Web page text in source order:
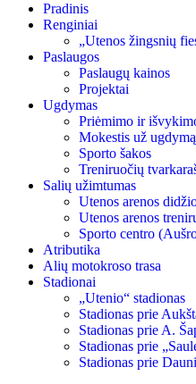
Pradinis
Renginiai
„Utenos žingsnių
Paslaugos
Paslaugų kainos
Projektai
Ugdymas
Priėmimo ir
Mokestis už ugdymą
Sporto šakos
Treniruočių
Salių užimtumas
Utenos arenos
Utenos arenos
Sporto centro
Atributika
Alių motokroso trasa
Stadionai
„Utenio“ stadionas
Stadionas prie
Stadionas prie A.
Stadionas prie
Stadionas prie